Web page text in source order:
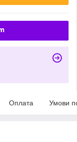
Оплата Умови